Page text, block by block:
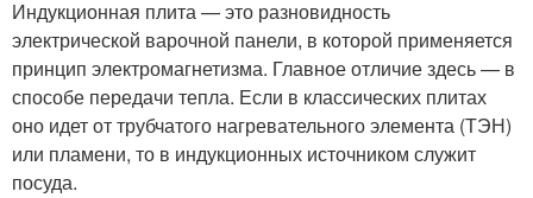
Индукционная плита — это разновидность
электрической варочной панели, в которой применяется
принцип электромагнетизма. Главное отличие здесь — в
способе передачи тепла. Если в классических плитах
оно идет от трубчатого нагревательного элемента (ТЭН)
или пламени, то в индукционных источником служит
посуда.